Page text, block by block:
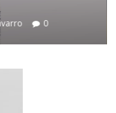
0